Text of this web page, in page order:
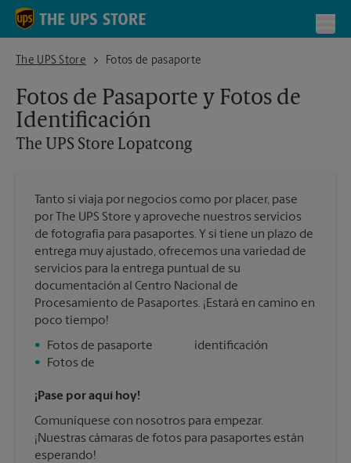
Skip to content
Return to Nav
The UPS Store
The UPS Store LopatcongFotos de pasaporte
Fotos de Pasaporte y Fotos de
Identificación
The UPS Store Lopatcong
Tanto si viaja por negocios como por placer, pase
por The UPS Store y aproveche nuestros servicios
de fotografía para pasaportes. Y si tiene un plazo de
entrega muy ajustado, ofrecemos una variedad de
servicios para la entrega puntual de su
documentación al Centro Nacional de
Procesamiento de Pasaportes. ¡Estará en camino en
poco tiempo!
•
Fotos de pasaporte
•
Fotos de
identificación
¡Pase por aquí hoy!
Comuníquese con nosotros para empezar.
¡Nuestras cámaras de fotos para pasaportes están
esperando!